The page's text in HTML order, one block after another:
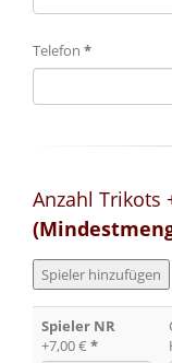
Telefon *
Anzahl Trikots
Spieler NR
+7,00 € *